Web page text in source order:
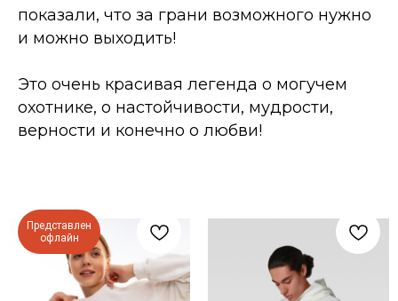
показали, что за грани возможного нужно
и можно выходить!
Это очень красивая легенда о могучем
охотнике, о настойчивости, мудрости,
верности и конечно о любви!
Представлен
офлайн